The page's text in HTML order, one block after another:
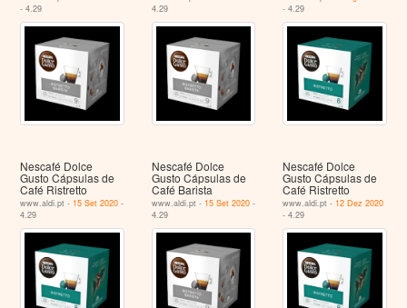
- 4.29
4.29
- 4.29
Nescafé Dolce
Gusto Cápsulas de
Café Ristretto
www.aldi.pt - 15 Set 2020 -
4.29
Nescafé Dolce
Gusto Cápsulas de
Café Barista
www.aldi.pt - 15 Set 2020-
4.29
Nescafé Dolce
Gusto Cápsulas de
Café Ristretto
www.aldi.pt - 12 Dez 2020
- 4.29